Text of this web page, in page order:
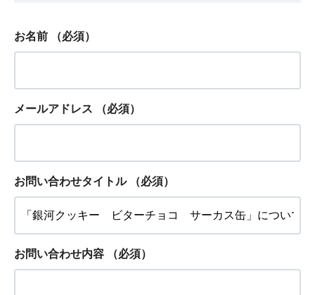
お名前 （必須）
メールアドレス （必須）
お問い合わせタイトル （必須）
お問い合わせ内容 （必須）